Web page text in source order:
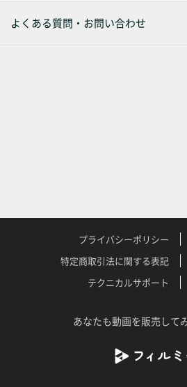
よくある質問・お問い合わせ
プライバシーポリシー
特定商取引法に関する表記
テクニカルサポート
あなたも動画を販売して